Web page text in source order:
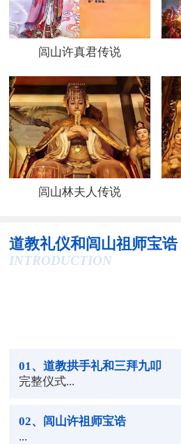
闾山许真君传说
闾山林夫人传说
道教礼仪和闾山祖师宝诰
INTRODUCTION
01 、道教拱手礼和三拜九叩
完整仪式...
02、闾山许祖师宝诰
...